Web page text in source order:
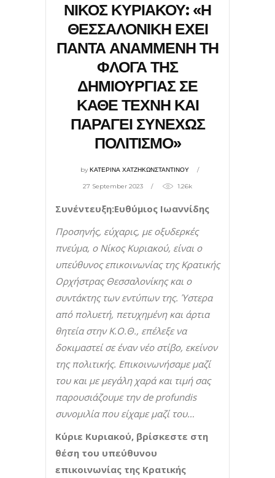
ΝΙΚΟΣ ΚΥΡΙΑΚΟΥ: «Η
ΘΕΣΣΑΛΟΝΙΚΗ ΕΧΕΙ
ΠΑΝΤΑ ΑΝΑΜΜΕΝΗ ΤΗ
ΦΛΟΓΑ ΤΗΣ
ΔΗΜΙΟΥΡΓΙΑΣ ΣΕ
ΚΑΘΕ ΤΕΧΝΗ ΚΑΙ
ΠΑΡΑΓΕΙ ΣΥΝΕΧΩΣ
ΠΟΛΙΤΙΣΜΟ»
byΚΑΤΕΡΙΝΑ ΧΑΤΖΗΚΩΝΣΤΑΝΤΙΝΟΥ
27 September 2023 1.26k
Συνέντευξη:Ευθύμιος Ιωαννίδης
Προσηνής, εύχαρις, με οξυδερκές
πνεύμα, ο Νίκος Κυριακού, είναι ο
υπεύθυνος επικοινωνίας της Κρατικής
Ορχήστρας Θεσσαλονίκης και ο
συντάκτης των εντύπων της. Ύστερα
από πολυετή, πετυχημένη και άρτια
θητεία στην Κ.Ο.Θ., επέλεξε να
δοκιμαστεί σε έναν νέο στίβο, εκείνον
της πολιτικής. Επικοινωνήσαμε μαζί
του και με μεγάλη χαρά και τιμή σας
παρουσιάζουμε τηνde profundis
συνομιλία που είχαμε μαζί του…
Κύριε Κυριακού, βρίσκεστε στη
θέση του υπεύθυνου
επικοινωνίας της Κρατικής